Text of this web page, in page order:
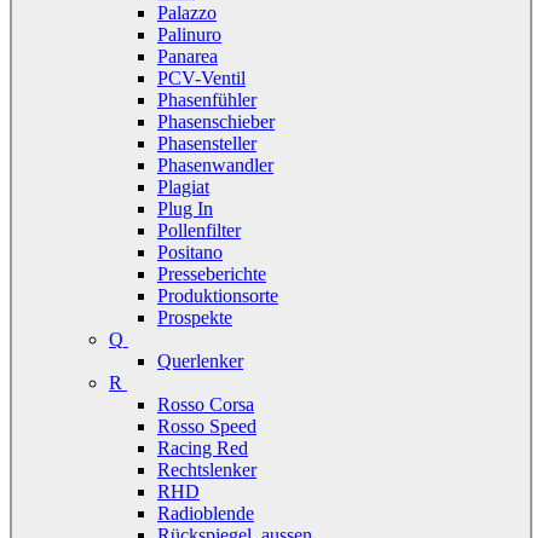
Palazzo
Palinuro
Panarea
PCV-Ventil
Phasenfühler
Phasenschieber
Phasensteller
Phasenwandler
Plagiat
Plug In
Pollenfilter
Positano
Presseberichte
Produktionsorte
Prospekte
Q
Querlenker
R
Rosso Corsa
Rosso Speed
Racing Red
Rechtslenker
RHD
Radioblende